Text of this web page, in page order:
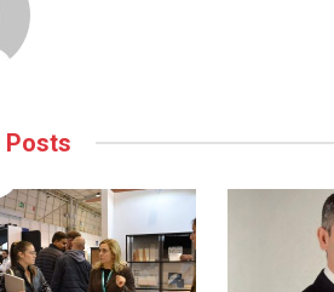
Posts